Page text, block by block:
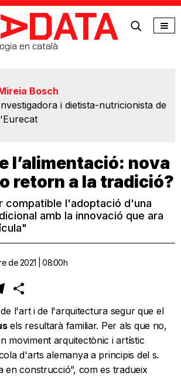
en català
Bosch
i dietista-nutricionista de
l’alimentació: nova
retorn a la tradició?
compatible l'adoptació d'una
amb la innovació que ara
de 2021 | 08:00h
Telegram
l'art i de l'arquitectura segur que el
els resultarà familiar. Per als que no,
moviment arquitectònic i artístic
d'arts alemanya a principis del s.
en construcció”, com es tradueix